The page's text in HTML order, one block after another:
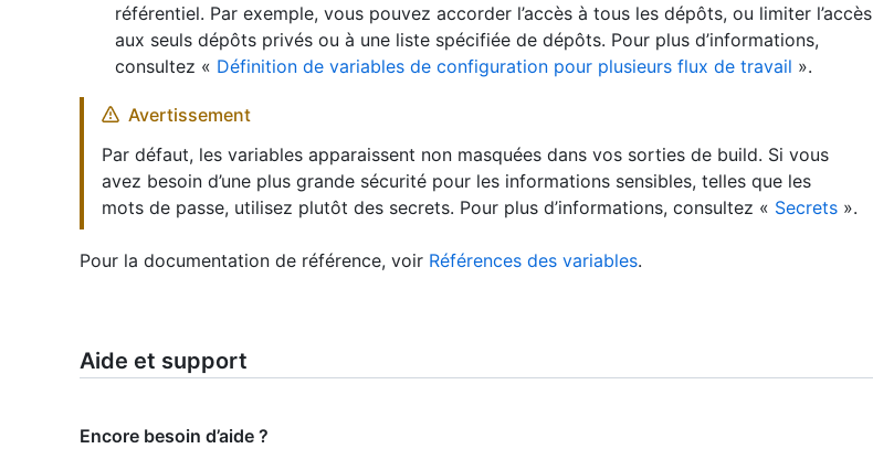
référentiel. Par exemple, vous pouvez accorder l’accès à tous les dépôts, ou limiter l’accès
aux seuls dépôts privés ou à une liste spécifiée de dépôts. Pour plus d’informations,
consultez « Définition de variables de configuration pour plusieurs flux de travail ».
Avertissement
Par défaut, les variables apparaissent non masquées dans vos sorties de build. Si vous
avez besoin d’une plus grande sécurité pour les informations sensibles, telles que les
mots de passe, utilisez plutôt des secrets. Pour plus d’informations, consultez « Secrets ».
Pour la documentation de référence, voir Références des variables.
Aide et support
Encore besoin d’aide ?